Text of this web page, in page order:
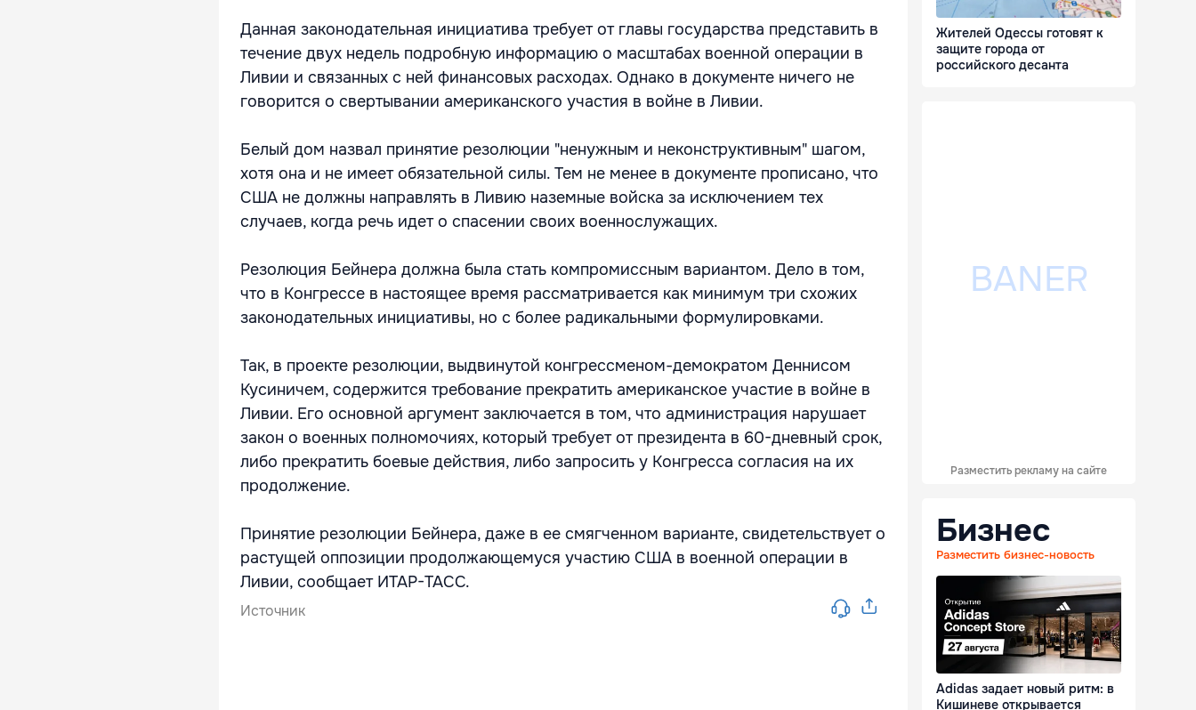
Данная законодательная инициатива требует от главы государства представить в
течение двух недель подробную информацию о масштабах военной операции в
Ливии и связанных с ней финансовых расходах. Однако в документе ничего не
говорится о свертывании американского участия в войне в Ливии.
Белый дом назвал принятие резолюции "ненужным и неконструктивным" шагом,
хотя она и не имеет обязательной силы. Тем не менее в документе прописано, что
США не должны направлять в Ливию наземные войска за исключением тех
случаев, когда речь идет о спасении своих военнослужащих.
Резолюция Бейнера должна была стать компромиссным вариантом. Дело в том,
что в Конгрессе в настоящее время рассматривается как минимум три схожих
законодательных инициативы, но с более радикальными формулировками.
Так, в проекте резолюции, выдвинутой конгрессменом-демократом Деннисом
Кусиничем, содержится требование прекратить американское участие в войне в
Ливии. Его основной аргумент заключается в том, что администрация нарушает
закон о военных полномочиях, который требует от президента в 60-дневный срок,
либо прекратить боевые действия, либо запросить у Конгресса согласия на их
продолжение.
Принятие резолюции Бейнера, даже в ее смягченном варианте, свидетельствует о
растущей оппозиции продолжающемуся участию США в военной операции в
Ливии, сообщает ИТАР-ТАСС.
Источник
Жителей Одессы готовят к
защите города от
российского десанта
Разместить рекламу на сайте
Бизнес
Разместить бизнес-новость
Adidas задает новый ритм: в
Кишиневе открывается